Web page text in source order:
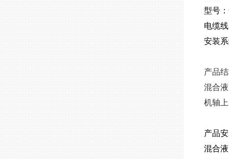
型号
电缆
安装
产品
混合
机轴
产
混合